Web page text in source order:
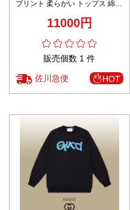
プリント 柔らかい トップス 綿
11000円
販売個数 1 件
佐川急便 HOT